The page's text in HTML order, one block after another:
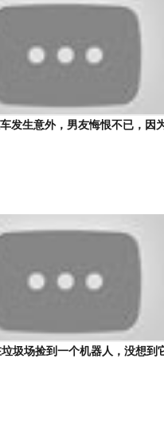
发生意外，男友悔恨不已，因
垃圾场捡到一个机器人，没想到